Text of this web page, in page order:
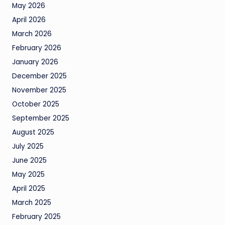
May 2026
April 2026
March 2026
February 2026
January 2026
December 2025
November 2025
October 2025
September 2025
August 2025
July 2025
June 2025
May 2025
April 2025
March 2025
February 2025